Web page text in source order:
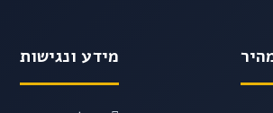
מידע ונגישות